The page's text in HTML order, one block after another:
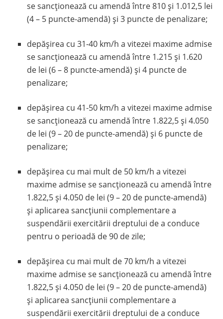
se sancționează cu amendă între 810 și 1.012,5 lei
(4 – 5 puncte-amendă) și 3 puncte de penalizare;
depășirea cu 31-40 km/h a vitezei maxime admise
se sancționează cu amendă între 1.215 și 1.620
de lei (6 – 8 puncte-amendă) și 4 puncte de
penalizare;
depășirea cu 41-50 km/h a vitezei maxime admise
se sancționează cu amendă între 1.822,5 și 4.050
de lei (9 – 20 de puncte-amendă) și 6 puncte de
penalizare;
depășirea cu mai mult de 50 km/h a vitezei
maxime admise se sancționează cu amendă între
1.822,5 și 4.050 de lei (9 – 20 de puncte-amendă)
și aplicarea sancțiunii complementare a
suspendării exercitării dreptului de a conduce
pentru o perioadă de 90 de zile;
depășirea cu mai mult de 70 km/h a vitezei
maxime admise se sancționează cu amendă între
1.822,5 și 4.050 de lei (9 – 20 de puncte-amendă)
și aplicarea sancțiunii complementare a
suspendării exercitării dreptului de a conduce